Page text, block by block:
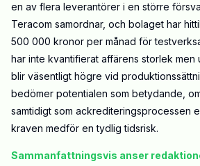
en av flera leverantörer i en större
Teracom samordnar, och bolaget har
500 000 kronor per månad för
har inte kvantifierat affärens storlek
blir väsentligt högre vid
bedömer potentialen som betydande,
samtidigt som ackrediteringsprocessen
kraven medför en tydlig tidsrisk.
Sammanfattningsvis anser